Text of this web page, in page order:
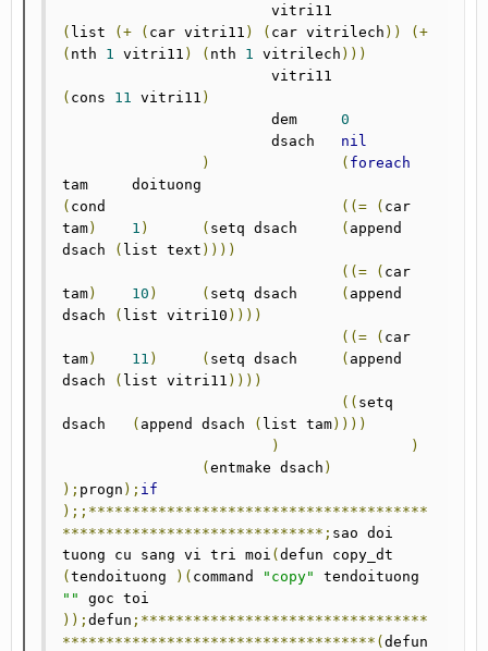
( list (+ ( car vitri11 ) ( car vitrilech ))
(+
( nth 1 vitri11 ) ( nth 1 vitrilech )))
( cons 11 vitri11 )
0
nil
)
( foreach
(
((= ( car
tam) 1 ) ( ( append
dsach
( list text ))))
((=
( car
tam) 10 ) ( ( append
dsach
( list vitri10 ))))
((=
( car
tam) 11 ) ( ( append
dsach
( list vitri11 ))))
(( setq
( append dsach ( list tam))))
)
)
( entmake dsach )
); progn ); if
);;***************************************
******************************; sao doi
tuong cu sang vi tri moi (
( tendoituong )( command "copy"
""
)); defun ;*********************************
************************************( defun